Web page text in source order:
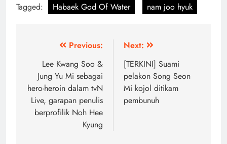
Tagged: Habaek God Of Water nam joo hyuk
navigation
Previous:
Lee Kwang Soo &
Jung Yu Mi sebagai
hero-heroin dalam tvN
Live, garapan penulis
berprofilik Noh Hee
Kyung
Next:
[TERKINI] Suami
pelakon Song Seon
Mi kojol ditikam
pembunuh